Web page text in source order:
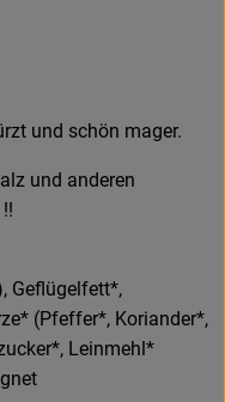
und schön mager.
und anderen
Geflügelfett*,
(Pfeffer*, Koriander*,
Leinmehl*